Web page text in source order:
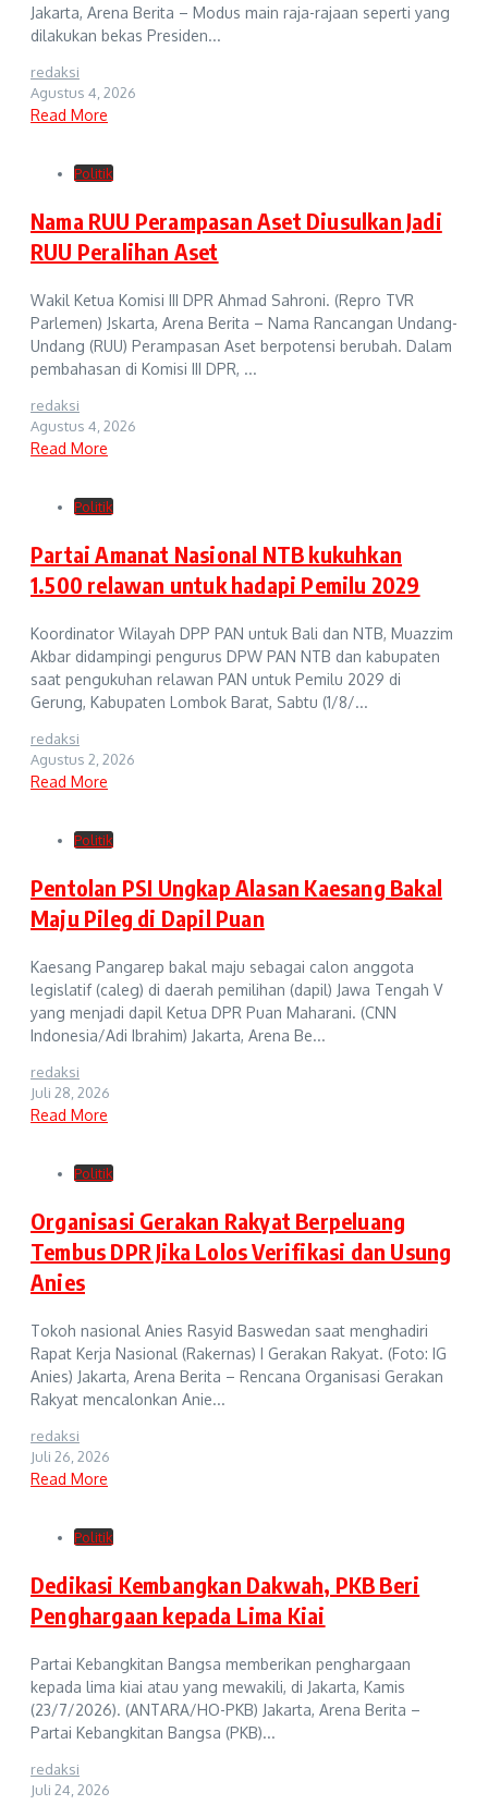
Jakarta, Arena Berita – Modus main raja-rajaan seperti yang
dilakukan bekas Presiden...
redaksi
Agustus 4, 2026
Read More
Politik
Nama RUU Perampasan Aset Diusulkan Jadi
RUU Peralihan Aset
Wakil Ketua Komisi III DPR Ahmad Sahroni. (Repro TVR
Parlemen) Jskarta, Arena Berita – Nama Rancangan Undang-
Undang (RUU) Perampasan Aset berpotensi berubah. Dalam
pembahasan di Komisi III DPR, ...
redaksi
Agustus 4, 2026
Read More
Politik
Partai Amanat Nasional NTB kukuhkan
1.500 relawan untuk hadapi Pemilu 2029
Koordinator Wilayah DPP PAN untuk Bali dan NTB, Muazzim
Akbar didampingi pengurus DPW PAN NTB dan kabupaten
saat pengukuhan relawan PAN untuk Pemilu 2029 di
Gerung, Kabupaten Lombok Barat, Sabtu (1/8/...
redaksi
Agustus 2, 2026
Read More
Politik
Pentolan PSI Ungkap Alasan Kaesang Bakal
Maju Pileg di Dapil Puan
Kaesang Pangarep bakal maju sebagai calon anggota
legislatif (caleg) di daerah pemilihan (dapil) Jawa Tengah V
yang menjadi dapil Ketua DPR Puan Maharani. (CNN
Indonesia/Adi Ibrahim) Jakarta, Arena Be...
redaksi
Juli 28, 2026
Read More
Politik
Organisasi Gerakan Rakyat Berpeluang
Tembus DPR Jika Lolos Verifikasi dan Usung
Anies
Tokoh nasional Anies Rasyid Baswedan saat menghadiri
Rapat Kerja Nasional (Rakernas) I Gerakan Rakyat. (Foto: IG
Anies) Jakarta, Arena Berita – Rencana Organisasi Gerakan
Rakyat mencalonkan Anie...
redaksi
Juli 26, 2026
Read More
Politik
Dedikasi Kembangkan Dakwah, PKB Beri
Penghargaan kepada Lima Kiai
Partai Kebangkitan Bangsa memberikan penghargaan
kepada lima kiai atau yang mewakili, di Jakarta, Kamis
(23/7/2026). (ANTARA/HO-PKB) Jakarta, Arena Berita –
Partai Kebangkitan Bangsa (PKB)...
redaksi
Juli 24, 2026